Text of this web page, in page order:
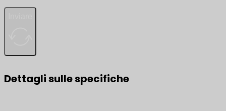
Dettagli sulle specifiche